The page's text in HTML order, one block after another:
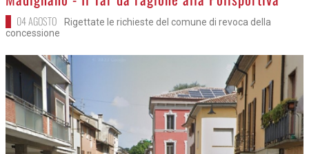
04 AGOSTO
Rigettate le richieste del comune di revoca della
concessione